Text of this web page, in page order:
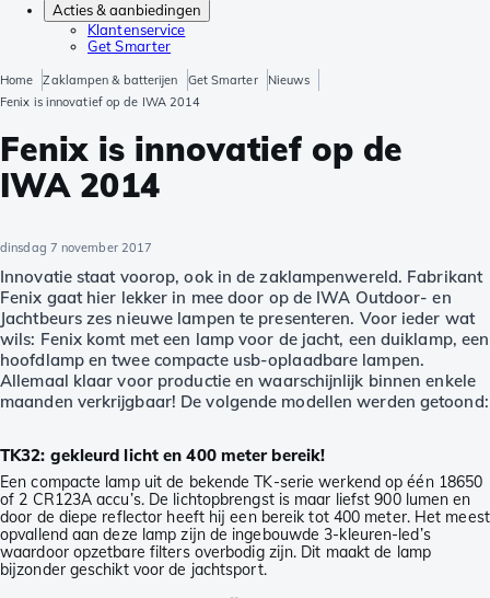
Acties & aanbiedingen
Klantenservice
Get Smarter
Home Zaklampen & batterijen Get Smarter
Nieuws
Fenix is innovatief op de IWA 2014
Fenix is innovatief op de
IWA 2014
dinsdag 7 november 2017
Innovatie staat voorop, ook in de zaklampenwereld. Fabrikant
Fenix gaat hier lekker in mee door op de IWA Outdoor- en
Jachtbeurs zes nieuwe lampen te presenteren. Voor ieder wat
wils: Fenix komt met een lamp voor de jacht, een duiklamp, een
hoofdlamp en twee compacte usb-oplaadbare lampen.
Allemaal klaar voor productie en waarschijnlijk binnen enkele
maanden verkrijgbaar! De volgende modellen werden getoond:
TK32: gekleurd licht en 400 meter bereik!
Een compacte lamp uit de bekende TK-serie werkend op één 18650
of 2 CR123A accu’s. De lichtopbrengst is maar liefst 900 lumen en
door de diepe reflector heeft hij een bereik tot 400 meter. Het meest
opvallend aan deze lamp zijn de ingebouwde 3-kleuren-led’s
waardoor opzetbare filters overbodig zijn. Dit maakt de lamp
bijzonder geschikt voor de jachtsport.